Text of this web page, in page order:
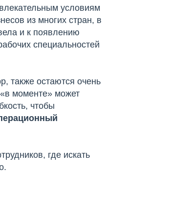
условиям
из многих стран, в
и к появлению
специальностей
также остаются очень
моменте» может
чтобы
где искать